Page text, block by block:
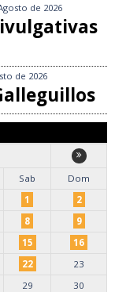
de 2026
de 2026
Sab
Dom
1
2
8
9
15
16
22
23
29
30